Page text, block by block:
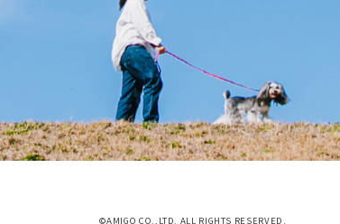
©AMIGO CO.,LTD. ALL RIGHTS RESERVED.